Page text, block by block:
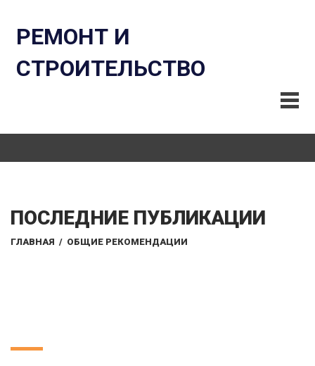
РЕМОНТ И
СТРОИТЕЛЬСТВО
ПОСЛЕДНИЕ ПУБЛИКАЦИИ
ГЛАВНАЯ / ОБЩИЕ РЕКОМЕНДАЦИИ